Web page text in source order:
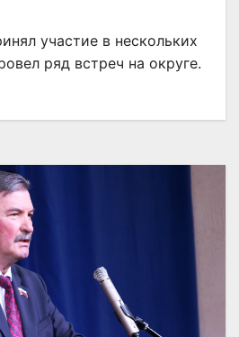
участие в нескольких
ряд встреч на округе.